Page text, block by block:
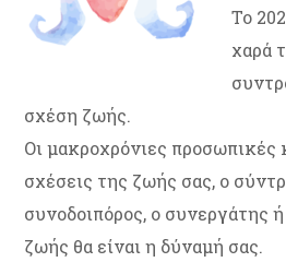
Το
χαρά
σχέση ζωής.
Οι μακροχρόνιες προσωπικές
σχέσεις της ζωής σας, ο
συνοδοιπόρος, ο συνεργάτης
ζωής θα είναι η δύναμή σας.